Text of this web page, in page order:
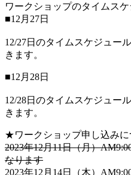
ワークショップのタイムス
■12月27日
12/27日のタイムスケジュー
きます。
■12月28日
12/28日のタイムスケジュー
きます。
★ワークショップ申し込み
2023年12月11日（月）
なります
2023年12月14日（木）